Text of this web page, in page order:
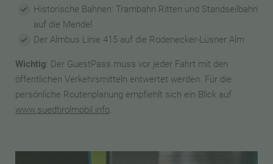
Historische Bahnen: Trambahn Ritten und Standseilbahn
auf die Mendel
Der Almbus Linie 415 auf die Rodenecker-Lüsner Alm
Wichtig: Der GuestPass muss vor jeder Fahrt mit den
öffentlichen Verkehrsmitteln entwertet werden. Für die
persönliche Routenplanung empfiehlt sich ein Blick auf
www.suedtirolmobil.info.